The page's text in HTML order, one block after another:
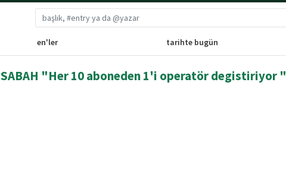
en'ler tarihte bugün
SABAH "Her 10 aboneden 1'i operatör degistiriyor "